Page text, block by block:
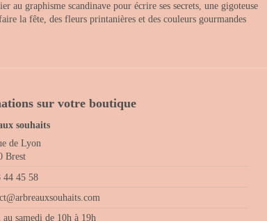
au graphisme scandinave pour écrire ses secrets, une gigoteuse
la fête, des fleurs printanières et des couleurs gourmandes
sur votre boutique
souhaits
de Lyon
Brest
44 45 58
samedi de 10h à 19h